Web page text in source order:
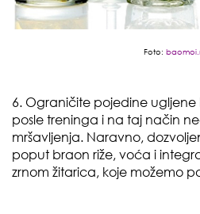
Foto:
6. Ograničite pojedine
posle treninga i na taj način
mršavljenja. Naravno,
poput braon riže, voća i
zrnom žitarica, koje možemo